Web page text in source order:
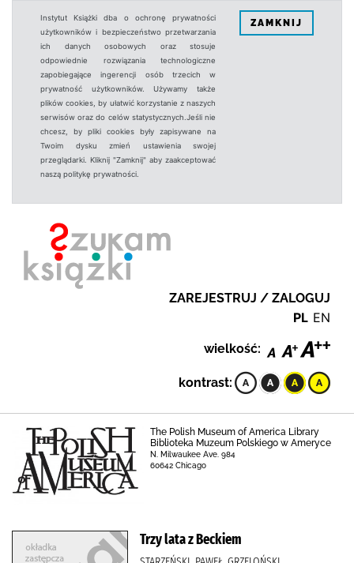
Instytut Książki dba o ochronę prywatności
użytkowników i bezpieczeństwo przetwarzania
ich danych osobowych oraz stosuje
odpowiednie rozwiązania technologiczne
zapobiegające ingerencji osób trzecich w
prywatność użytkowników. Używamy także
plików cookies, by ułatwić korzystanie z naszych
serwisów oraz do celów statystycznych.Jeśli nie
chcesz, by pliki cookies były zapisywane na
Twoim dysku zmień ustawienia swojej
przeglądarki. Kliknij "Zamknij" aby zaakceptować
naszą politykę prywatności.
ZAMKNIJ
ZAREJESTRUJ / ZALOGUJ
PL EN
wielkość:
kontrast:
The Polish Museum of America Library
Biblioteka Muzeum Polskiego w Ameryce
N. Milwaukee Ave. 984
60642 Chicago
Trzy lata z Beckiem